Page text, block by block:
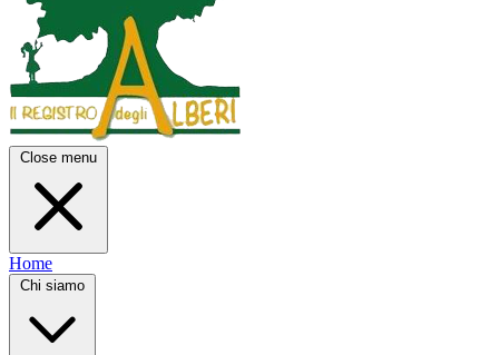
Close menu
Home
Chi siamo